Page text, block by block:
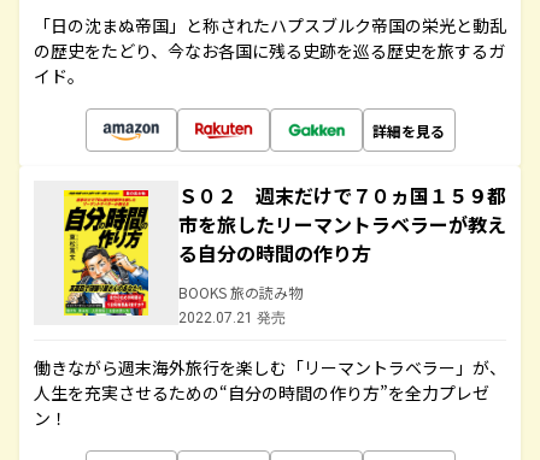
「日の沈まぬ帝国」と称されたハプスブルク帝国の栄光と動乱
の歴史をたどり、今なお各国に残る史跡を巡る歴史を旅するガ
イド。
詳細を見る
Ｓ０２ 週末だけで７０ヵ国１５９都
市を旅したリーマントラベラーが教え
る自分の時間の作り方
BOOKS 旅の読み物
2022.07.21 発売
働きながら週末海外旅行を楽しむ「リーマントラベラー」が、
人生を充実させるための“自分の時間の作り方”を全力プレゼ
ン！